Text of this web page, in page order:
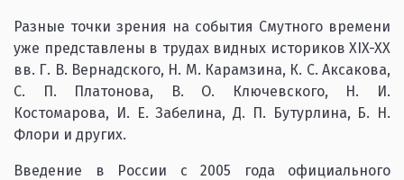
Разные точки зрения на события Смутного времени
уже представлены в трудах видных историков XIX-XX
вв. Г. В. Вернадского, Н. М. Карамзина, К. С. Аксакова,
С. П. Платонова, В. О. Ключевского, Н. И.
Костомарова, И. Е. Забелина, Д. П. Бутурлина, Б. Н.
Флори и других.
Введение в России с 2005 года официального